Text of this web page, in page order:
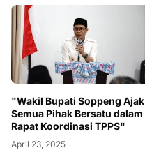
"Wakil Bupati Soppeng Ajak
Semua Pihak Bersatu dalam
Rapat Koordinasi TPPS"
April 23, 2025